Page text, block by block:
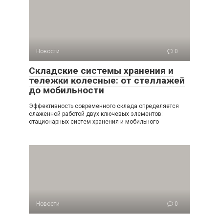
Новости 0
Складские системы хранения и
тележки колесные: от стеллажей
до мобильности
Эффективность современного склада определяется
слаженной работой двух ключевых элементов:
стационарных систем хранения и мобильного
Новости 0